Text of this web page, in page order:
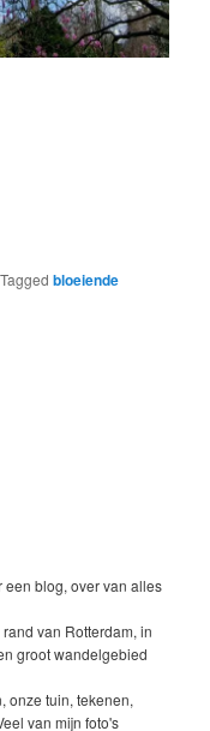
Tagged bloeiende
een blog, over van alles
van Rotterdam, in
groot wandelgebied
onze tuin, tekenen,
van mijn foto's